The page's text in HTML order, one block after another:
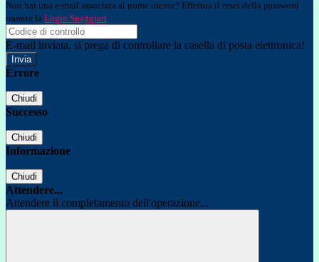
Non hai una e-mail associata al nome utente? Effettua il reset della password
tramite la Login Spaggiari
E-mail inviata, si prega di controllare la casella di posta elettronica!
Errore
Chiudi
Successo
Chiudi
Informazione
Chiudi
Attendere...
Attendere il completamento dell'operazione...